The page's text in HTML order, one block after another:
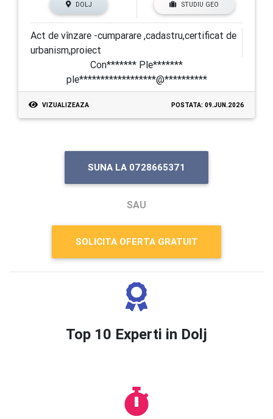
DOLJ STUDIU GEO
Act de vînzare -cumparare ,cadastru,certificat de
urbanism,proiect
Con******* Ple*******
ple******************@**********
VIZUALIZEAZA POSTATA: 09.JUN.2026
SUNA LA 0728665371
SAU
SOLICITA OFERTA GRATUIT
Top 10 Experti in Dolj